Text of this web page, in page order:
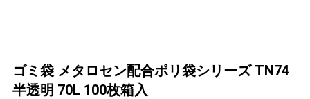
ゴミ袋 メタロセン配合ポリ袋シリーズ TN74
半透明 70L 100枚箱入